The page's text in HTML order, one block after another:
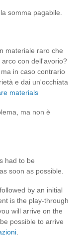
somma pagabile.
materiale raro che
con dell'avorio?
in caso contrario
e dai un'occhiata
materials
ma non è
had to be
soon as possible.
by an initial
is the play-through
will arrive on the
possible to arrive
.